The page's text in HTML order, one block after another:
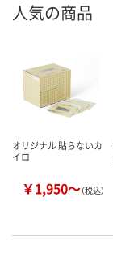
人気の商品
オリジナル 貼らないカ
イロ
￥1,950～（税込）